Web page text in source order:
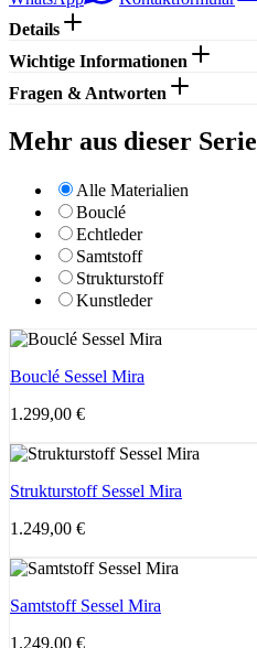
Details
Wichtige Informationen
Fragen & Antworten
Mehr aus dieser Serie
Alle Materialien
Bouclé
Echtleder
Samtstoff
Strukturstoff
Kunstleder
Bouclé Sessel Mira
1.299,00 €
Strukturstoff Sessel Mira
1.249,00 €
Samtstoff Sessel Mira
1.249,00 €